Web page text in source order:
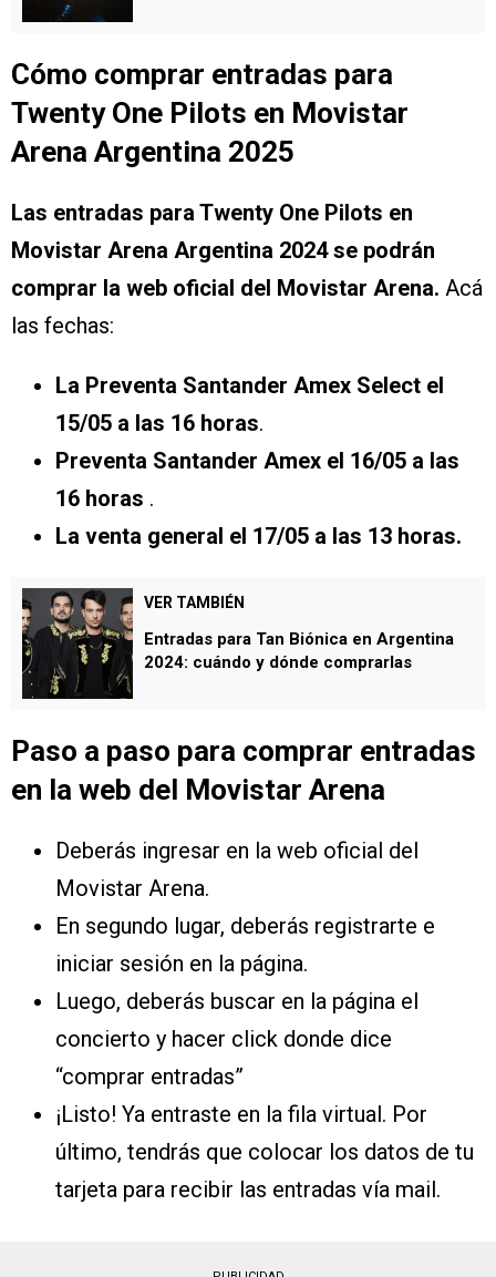
Cómo comprar entradas para
Twenty One Pilots en Movistar
Arena Argentina 2025
Las entradas para Twenty One Pilots en
Movistar Arena Argentina 2024 se podrán
comprar la web oficial del Movistar Arena. Acá
las fechas:
La Preventa Santander Amex Select el
15/05 a las 16 horas.
Preventa Santander Amex el 16/05 a las
16 horas .
La venta general el 17/05 a las 13 horas.
VER TAMBIÉN
Entradas para Tan Biónica en Argentina
2024: cuándo y dónde comprarlas
Paso a paso para comprar entradas
en la web del Movistar Arena
Deberás ingresar en la web oficial del
Movistar Arena.
En segundo lugar, deberás registrarte e
iniciar sesión en la página.
Luego, deberás buscar en la página el
concierto y hacer click donde dice
“comprar entradas”
¡Listo! Ya entraste en la fila virtual. Por
último, tendrás que colocar los datos de tu
tarjeta para recibir las entradas vía mail.